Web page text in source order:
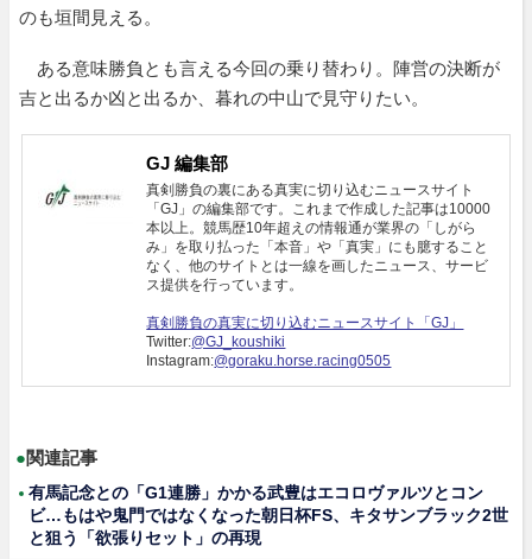
のも垣間見える。
ある意味勝負とも言える今回の乗り替わり。陣営の決断が
吉と出るか凶と出るか、暮れの中山で見守りたい。
GJ 編集部
真剣勝負の裏にある真実に切り込むニュースサイト
「GJ」の編集部です。これまで作成した記事は10000
本以上。競馬歴10年超えの情報通が業界の「しがら
み」を取り払った「本音」や「真実」にも臆すること
なく、他のサイトとは一線を画したニュース、サービ
ス提供を行っています。
真剣勝負の真実に切り込むニュースサイト「GJ」
Twitter:@GJ_koushiki
Instagram:@goraku.horse.racing0505
●関連記事
有馬記念との「G1連勝」かかる武豊はエコロヴァルツとコン
ビ…もはや鬼門ではなくなった朝日杯FS、キタサンブラック2世
と狙う「欲張りセット」の再現